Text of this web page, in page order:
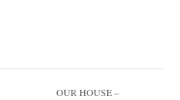
OUR HOUSE –